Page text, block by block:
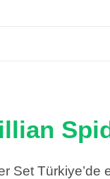
Set Türkiye’de